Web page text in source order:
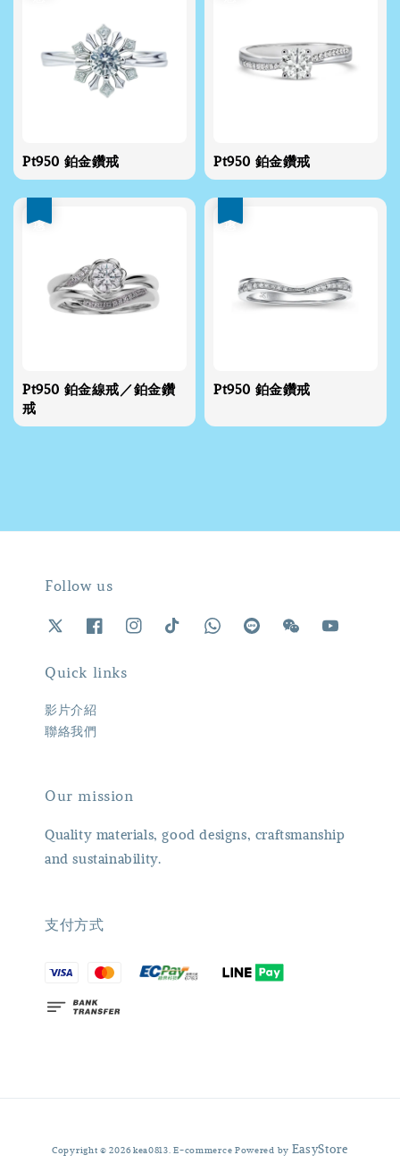
Pt950 鉑金鑽戒 Pt950 鉑金鑽戒
Pt950 鉑金線戒／鉑金鑽
戒
Pt950 鉑金鑽戒
Follow us
Quick links
影片介紹
聯絡我們
Our mission
Quality materials, good designs, craftsmanship
and sustainability.
支付方式
Copyright © 2026 kea0813. E-commerce Powered by EasyStore